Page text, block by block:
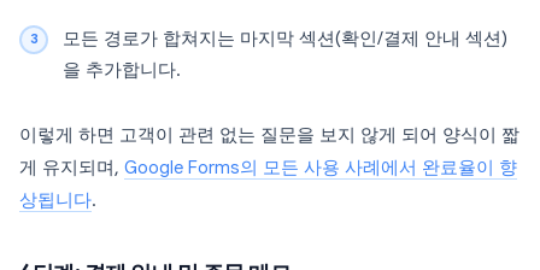
모든 경로가 합쳐지는 마지막 섹션(확인/결제 안내 섹션)
을 추가합니다.
이렇게 하면 고객이 관련 없는 질문을 보지 않게 되어 양식이 짧
게 유지되며, Google Forms의 모든 사용 사례에서 완료율이 향
상됩니다.